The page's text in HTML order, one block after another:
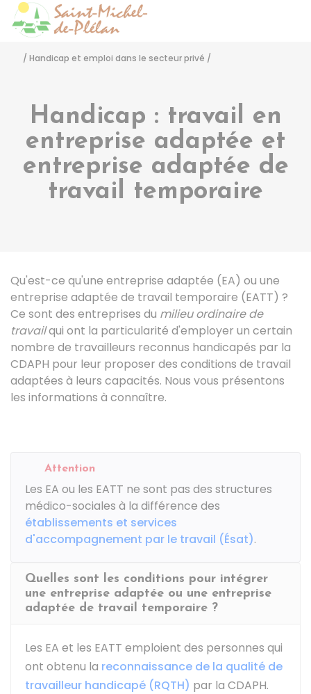
/ Handicap et emploi dans le secteur privé /
Handicap : travail en
entreprise adaptée et
entreprise adaptée de
travail temporaire
Qu'est-ce qu'une entreprise adaptée (EA) ou une
entreprise adaptée de travail temporaire (EATT) ?
Ce sont des entreprises du milieu ordinaire de
travailqui ont la particularité d'employer un certain
nombre de travailleurs reconnus handicapés par la
CDAPH pour leur proposer des conditions de travail
adaptées à leurs capacités. Nous vous présentons
les informations à connaître.
Attention
Les EA ou les EATT ne sont pas des structures
médico-sociales à la différence des
établissements et services
d'accompagnement par le travail (Ésat).
Quelles sont les conditions pour intégrer
une entreprise adaptée ou une entreprise
adaptée de travail temporaire ?
Les EA et les EATT emploient des personnes qui
ont obtenu la reconnaissance de la qualité de
travailleur handicapé (RQTH) par la CDAPH.